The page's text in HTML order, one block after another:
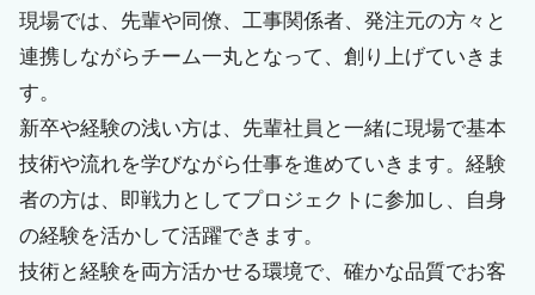
現場では、先輩や同僚、工事関係者、発注元の方々と
連携しながらチーム一丸となって、創り上げていきま
す。
新卒や経験の浅い方は、先輩社員と一緒に現場で基本
技術や流れを学びながら仕事を進めていきます。経験
者の方は、即戦力としてプロジェクトに参加し、自身
の経験を活かして活躍できます。
技術と経験を両方活かせる環境で、確かな品質でお客